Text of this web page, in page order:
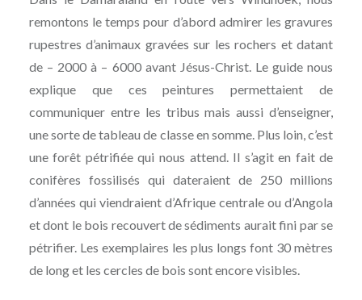
remontons le temps pour d’abord admirer les gravures
rupestres d’animaux gravées sur les rochers et datant
de – 2000 à – 6000 avant Jésus-Christ. Le guide nous
explique que ces peintures permettaient de
communiquer entre les tribus mais aussi d’enseigner,
une sorte de tableau de classe en somme. Plus loin, c’est
une forêt pétrifiée qui nous attend. Il s’agit en fait de
conifères fossilisés qui dateraient de 250 millions
d’années qui viendraient d’Afrique centrale ou d’Angola
et dont le bois recouvert de sédiments aurait fini par se
pétrifier. Les exemplaires les plus longs font 30 mètres
de long et les cercles de bois sont encore visibles.